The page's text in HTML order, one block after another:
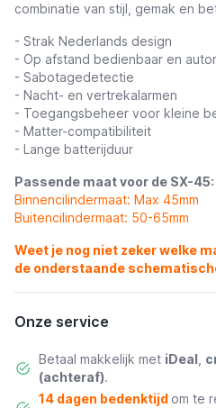
combinatie van stijl, gemak en
- Strak Nederlands design
- Op afstand bedienbaar en
- Sabotagedetectie
- Nacht- en vertrekalarmen
- Toegangsbeheer voor kleine
- Matter-compatibiliteit
- Lange batterijduur
Passende maat voor de SX-45:
Binnencilindermaat: Max 45mm
Buitencilindermaat: 50-65mm
Weet je nog niet zeker welke
de onderstaande
Onze service
Betaal makkelijk met iDeal
(achteraf).
14 dagen bedenktijd om te